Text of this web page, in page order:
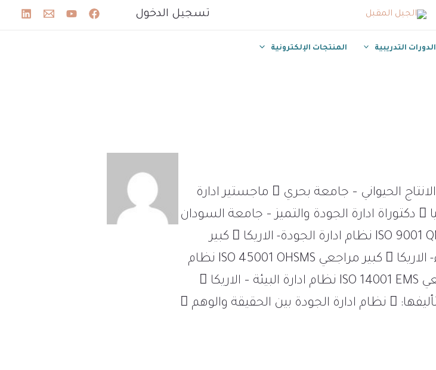
تسجيل الدخول
الدورات التدريبية المنتجات الإلكترونية
الجنسية : السودان المؤهلات :  بكالوريوس علوم الانتاج الحيواني – جامعة بحري  ماجستير ادارة
الجودة والتميز – جامعة السودان للعلوم والتكنلوجيا  دكتوراة ادارة الجودة والتميز – جامعة السودان
للعلوم والتكنلوجيا (يدرس حاليا)  كبير مراجعي ISO 9001 QMS نظام ادارة الجودة- الاريكا  كبير
مراجعي ISO 22000 FSMS نظام ادارة سلامة الغذاء- الاريكا  كبير مراجعي ISO 45001 OHSMS نظام
ادارة السلامة والصحة المهنية- الاريكا  كبير مراجعي ISO 14001 EMS نظام ادارة البيئة – الاريكا 
خبرة في مجال التدريب والتأهيل كتب قام المدرب بتأليفها:  نظام ادارة الجودة بين الحقيقة والوهم 